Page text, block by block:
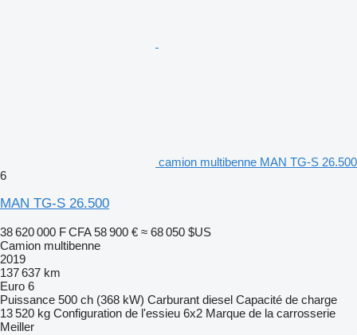
camion multibenne MAN TG-S 26.500
6
MAN TG-S 26.500
38 620 000 F CFA 58 900 € ≈ 68 050 $US
Camion multibenne
2019
137 637 km
Euro 6
Puissance 500 ch (368 kW) Carburant diesel Capacité de charge
13 520 kg Configuration de l'essieu 6x2 Marque de la carrosserie
Meiller